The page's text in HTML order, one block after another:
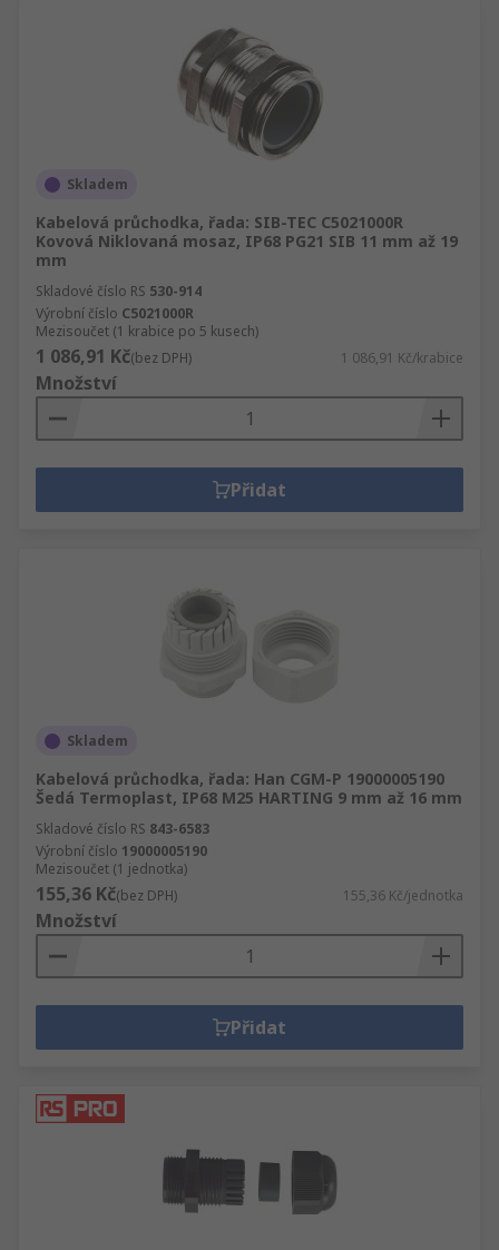
Skladem
Kabelová průchodka, řada: SIB-TEC C5021000R
Kovová Niklovaná mosaz, IP68 PG21 SIB 11 mm až 19
mm
Skladové číslo RS 530-914
Výrobní číslo C5021000R
Mezisoučet (1 krabice po 5 kusech)
1 086,91 Kč(bez DPH) 1 086,91 Kč/krabice
Množství
Přidat
Skladem
Kabelová průchodka, řada: Han CGM-P 19000005190
Šedá Termoplast, IP68 M25 HARTING 9 mm až 16 mm
Skladové číslo RS 843-6583
Výrobní číslo 19000005190
Mezisoučet (1 jednotka)
155,36 Kč(bez DPH) 155,36 Kč/jednotka
Množství
Přidat